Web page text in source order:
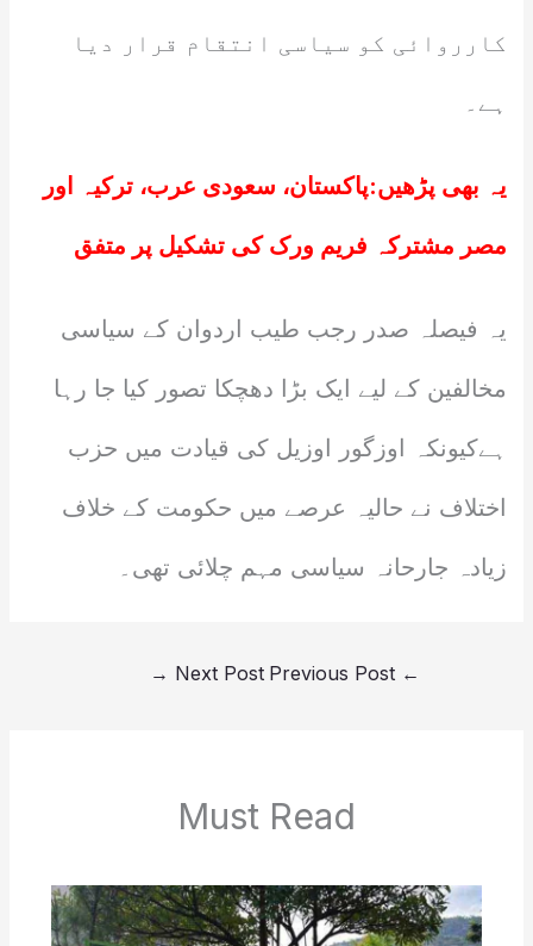
کارروائی کو سیاسی انتقام قرار دیا
ہے۔
یہ بھی پڑھیں:پاکستان، سعودی عرب، ترکیہ اور
مصر مشترکہ فریم ورک کی تشکیل پر متفق
یہ فیصلہ صدر رجب طیب اردوان کے سیاسی
مخالفین کے لیے ایک بڑا دھچکا تصور کیا جا رہا
ہےکیونکہ اوزگور اوزیل کی قیادت میں حزب
اختلاف نے حالیہ عرصے میں حکومت کے خلاف
زیادہ جارحانہ سیاسی مہم چلائی تھی۔
←
Next Post
→
Must Read